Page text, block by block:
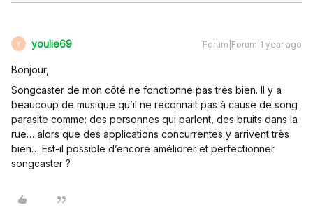
Y youlie69 Forum|Forum|1 year ago
Bonjour,
Songcaster de mon côté ne fonctionne pas très bien. Il y a
beaucoup de musique qu’il ne reconnait pas à cause de song
parasite comme: des personnes qui parlent, des bruits dans la
rue… alors que des applications concurrentes y arrivent très
bien… Est-il possible d’encore améliorer et perfectionner
songcaster ?